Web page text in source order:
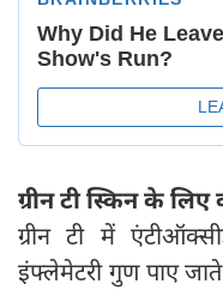
ग्रीन टी स्किन के लिए
ग्रीन टी में
इंफ्लेमेटरी गुण पाए